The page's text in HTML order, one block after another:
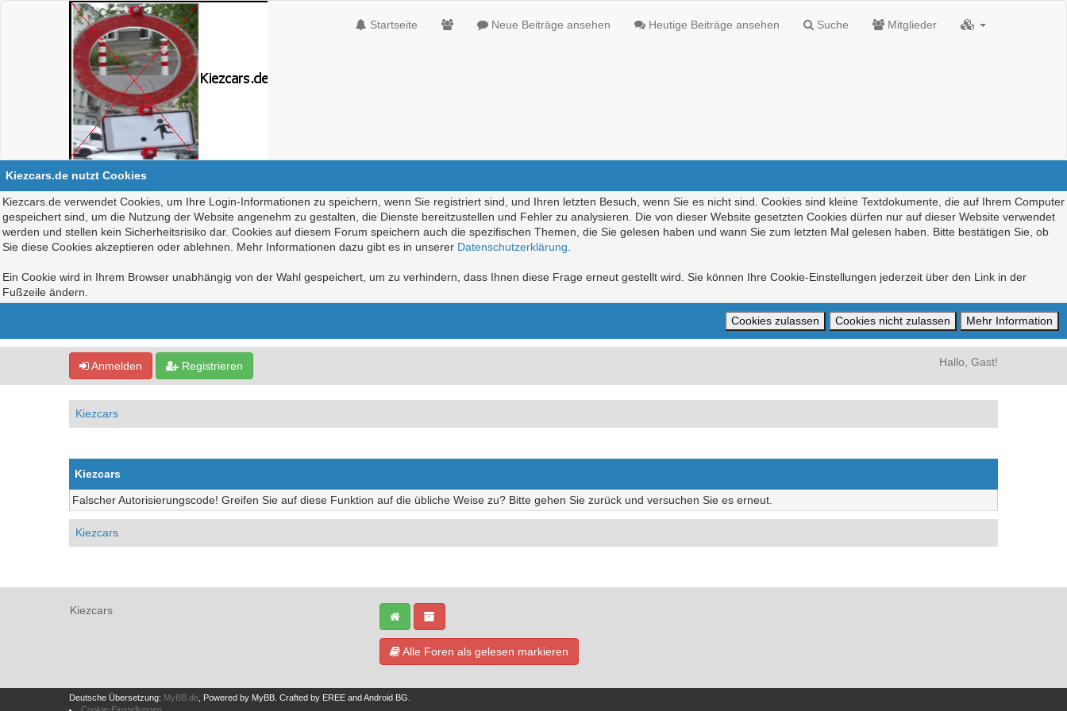
Startseite Neue Beiträge ansehen Heutige Beiträge ansehen Suche Mitglieder
Kiezcars.de nutzt Cookies
Kiezcars.de verwendet Cookies, um Ihre Login-Informationen zu speichern, wenn Sie registriert sind, und Ihren letzten Besuch, wenn Sie es nicht sind. Cookies sind kleine Textdokumente, die auf Ihrem Computer
gespeichert sind, um die Nutzung der Website angenehm zu gestalten, die Dienste bereitzustellen und Fehler zu analysieren. Die von dieser Website gesetzten Cookies dürfen nur auf dieser Website verwendet
werden und stellen kein Sicherheitsrisiko dar. Cookies auf diesem Forum speichern auch die spezifischen Themen, die Sie gelesen haben und wann Sie zum letzten Mal gelesen haben. Bitte bestätigen Sie, ob
Sie diese Cookies akzeptieren oder ablehnen. Mehr Informationen dazu gibt es in unserer Datenschutzerklärung
Ein Cookie wird in Ihrem Browser unabhängig von der Wahl gespeichert, um zu verhindern, dass Ihnen diese Frage erneut gestellt wird. Sie können Ihre Cookie-Einstellungen jederzeit über den Link in der
Fußzeile ändern.
Anmelden Registrieren Hallo, Gast!
Kiezcars
Kiezcars
Falscher Autorisierungscode! Greifen Sie auf diese Funktion auf die übliche Weise zu? Bitte gehen Sie zurück und versuchen Sie es erneut.
Kiezcars
Kiezcars
Alle Foren als gelesen markieren
Deutsche Übersetzung: MyBB.de , Powered by MyBB Crafted by EREE andAndroid BG